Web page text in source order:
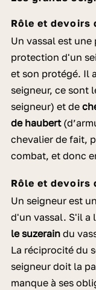
Rôle et devoirs
Un vassal est
protection d'un
et son protégé. Il
seigneur, ce sont
seigneur) et de
de haubert
chevalier de fait,
combat, et donc
Rôle et
Un seigneur est
d'un vassal. S'il a
le suzeraindu
La réciprocité du
seigneur doit la
manque à ses